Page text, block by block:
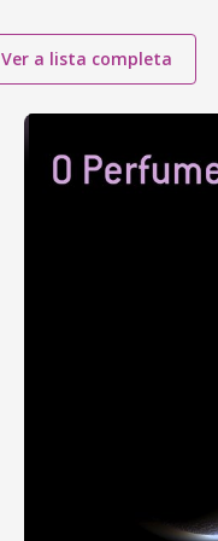
Ver a lista completa